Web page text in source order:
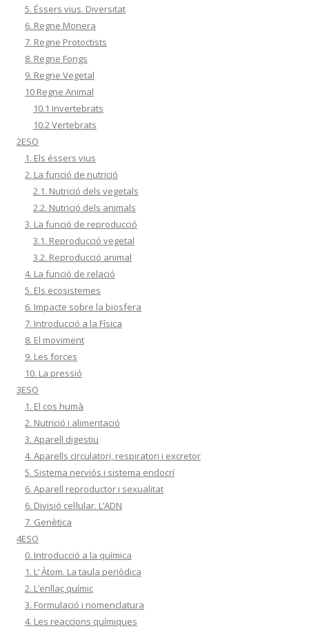
5. Éssers vius. Diversitat
6. Regne Monera
7. Regne Protoctists
8. Regne Fongs
9. Regne Vegetal
10 Regne Animal
10.1 Invertebrats
10.2 Vertebrats
2ESO
1. Els éssers vius
2. La funció de nutrició
2.1. Nutrició dels vegetals
2.2. Nutrició dels animals
3. La funció de reproducció
3.1. Reproducció vegetal
3.2. Reproducció animal
4. La funció de relació
5. Els ecosistemes
6. Impacte sobre la biosfera
7. Introducció a la Física
8. El moviment
9. Les forces
10. La pressió
3ESO
1. El cos humà
2. Nutrició i alimentació
3. Aparell digestiu
4. Aparells circulatori, respiratori i excretor
5. Sistema nerviós i sistema endocrí
6. Aparell reproductor i sexualitat
6. Divisió cel·lular. L’ADN
7. Genètica
4ESO
0. Introducció a la química
1. L’ Àtom. La taula periòdica
2. L’enllaç químic
3. Formulació i nomenclatura
4. Les reaccions químiques